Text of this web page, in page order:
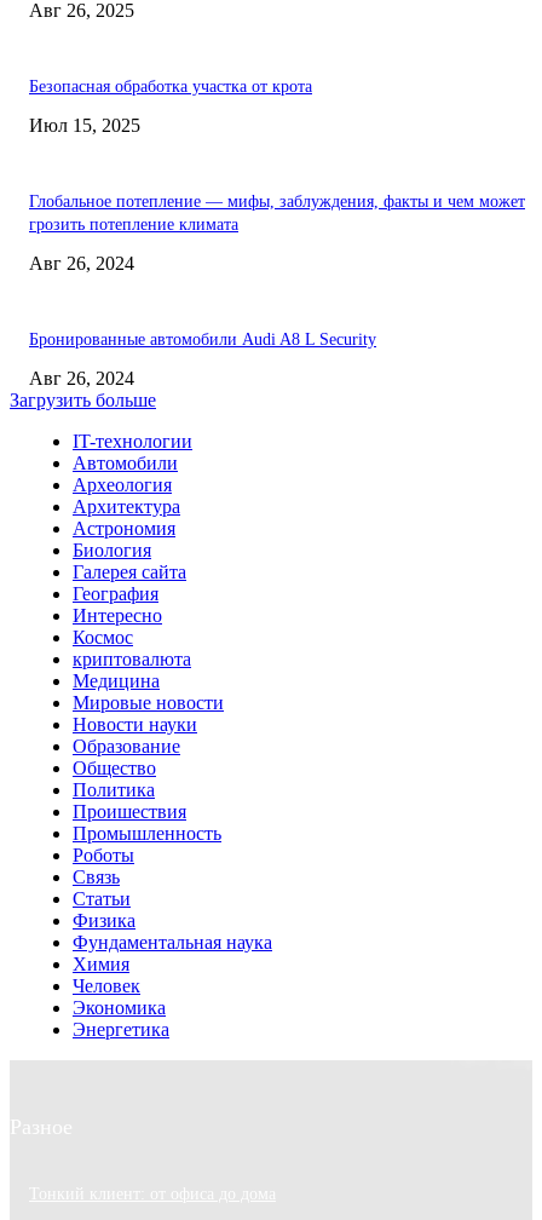
Авг 26, 2025
Безопасная обработка участка от крота
Июл 15, 2025
Глобальное потепление — мифы, заблуждения, факты и чем может
грозить потепление климата
Авг 26, 2024
Бронированные автомобили Audi A8 L Security
Авг 26, 2024
Загрузить больше
IT-технологии
Автомобили
Археология
Архитектура
Астрономия
Биология
Галерея сайта
География
Интересно
Космос
криптовалюта
Медицина
Мировые новости
Новости науки
Образование
Общество
Политика
Проишествия
Промышленность
Роботы
Связь
Статьи
Физика
Фундаментальная наука
Химия
Человек
Экономика
Энергетика
Разное
Тонкий клиент: от офиса до дома